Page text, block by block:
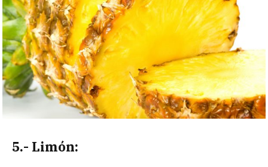
5.- Limón: